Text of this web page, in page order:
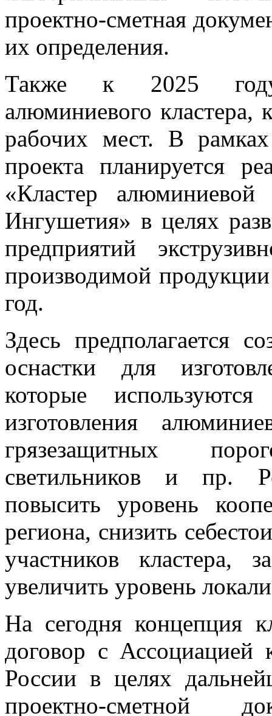
проектно-сметная
их определения.
Также к 2025 году
алюминиевого кластера,
рабочих мест. В рамках
проекта планируется
«Кластер
Ингушетия» в целях
предприятий
производимой
год.
Здесь предполагается
оснастки для
которые
изготовления
грязезащитных
светильников и пр.
повысить уровень
региона, снизить
участников кластера,
увеличить уровень
На сегодня концепция
договор с Ассоциацией
России в целях
проектно-сметной